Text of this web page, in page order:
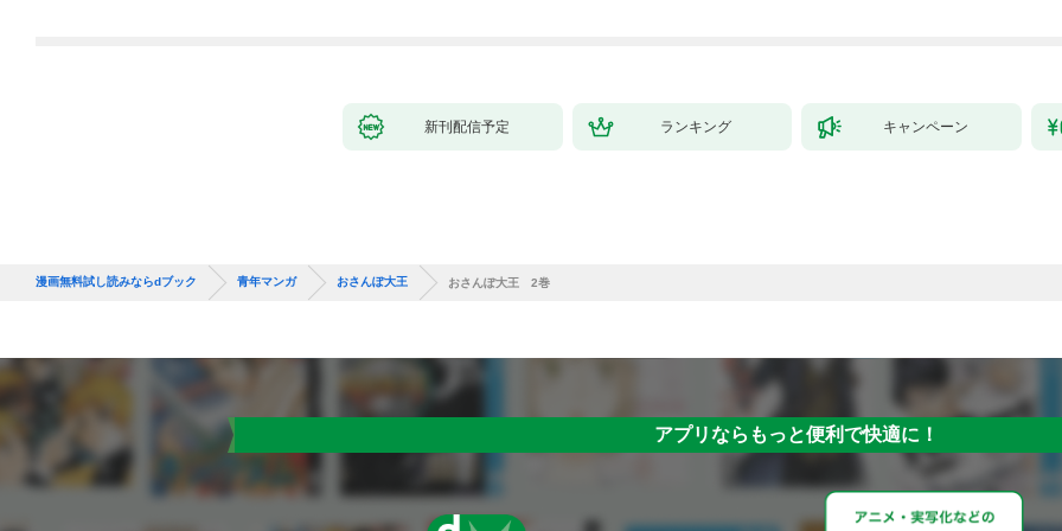
新刊配信予定 ランキング キャンペーン
漫画無料試し読みならdブック 青年マンガ おさんぽ大王 おさんぽ大王 2巻
アプリならもっと便利で快適に！